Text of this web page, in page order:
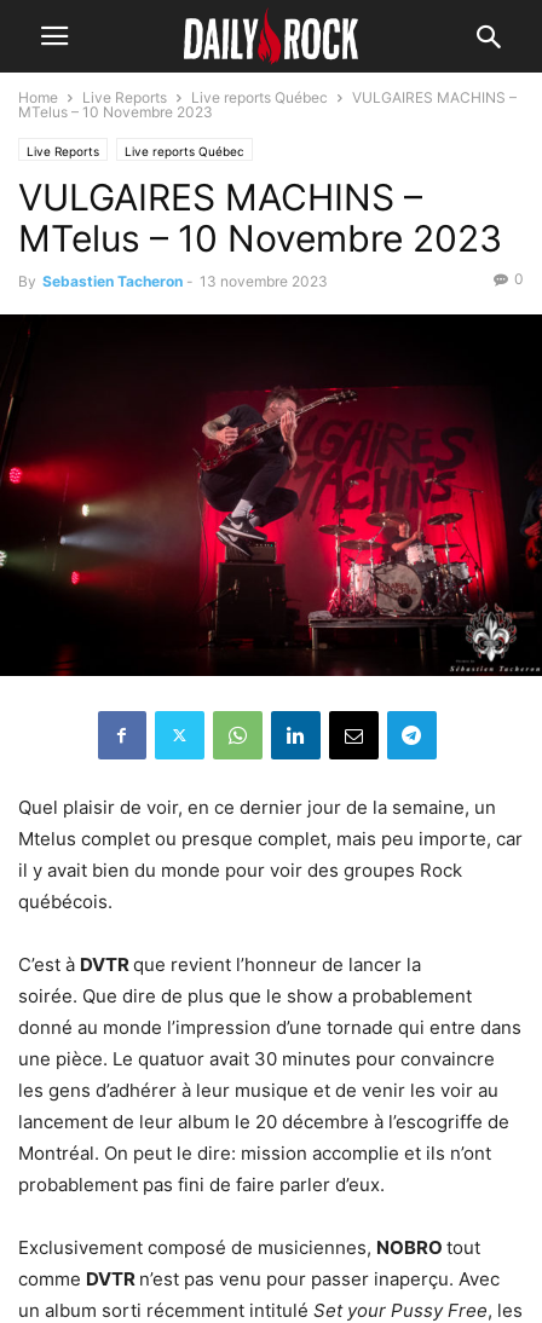
Home Live Reports Live reports Québec
VULGAIRES MACHINS –
MTelus – 10 Novembre 2023
Live Reports Live reports Québec
VULGAIRES MACHINS –
MTelus – 10 Novembre 2023
By Sebastien Tacheron - 13 novembre 2023 0
Quel plaisir de voir, en ce dernier jour de la semaine, un
Mtelus complet ou presque complet, mais peu importe, car
il y avait bien du monde pour voir des groupes Rock
québécois.
C’est à DVTR que revient l’honneur de lancer la
soirée. Que dire de plus que le show a probablement
donné au monde l’impression d’une tornade qui entre dans
une pièce. Le quatuor avait 30 minutes pour convaincre
les gens d’adhérer à leur musique et de venir les voir au
lancement de leur album le 20 décembre à l’escogriffe de
Montréal. On peut le dire: mission accomplie et ils n’ont
probablement pas fini de faire parler d’eux.
Exclusivement composé de musiciennes, NOBRO tout
comme DVTR n’est pas venu pour passer inaperçu. Avec
un album sorti récemment intitulé Set your Pussy Free, les